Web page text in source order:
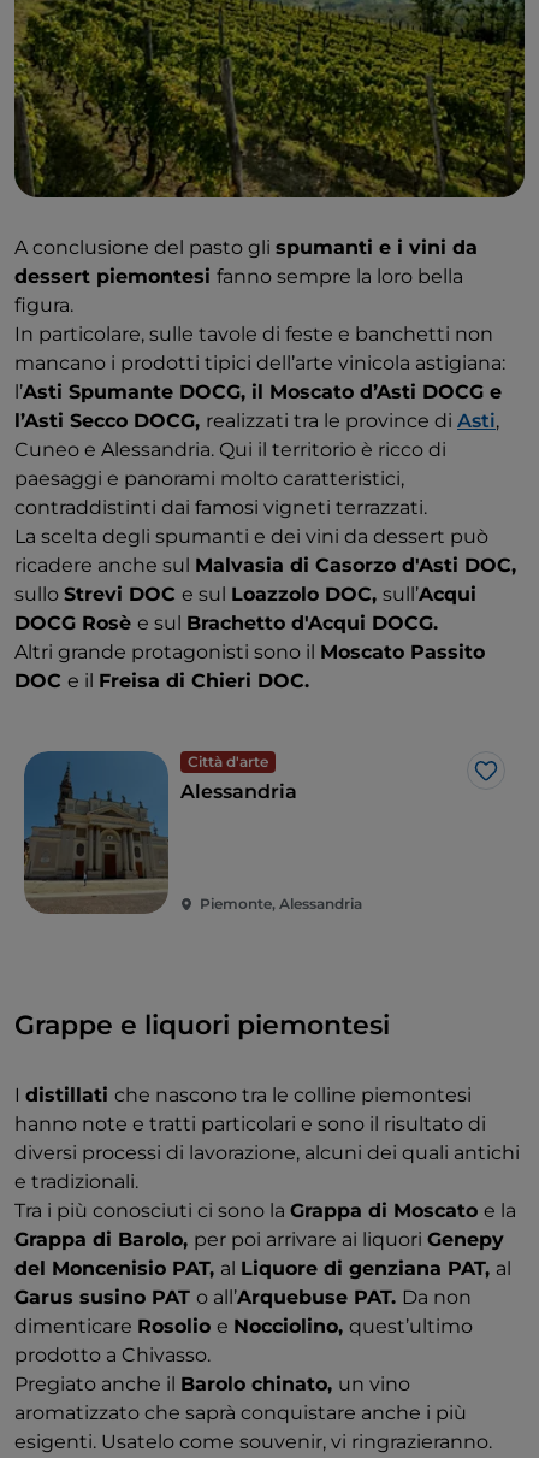
A conclusione del pasto gli spumanti e i vini da
dessert piemontesi fanno sempre la loro bella
figura.
In particolare, sulle tavole di feste e banchetti non
mancano i prodotti tipici dell’arte vinicola astigiana:
l’Asti Spumante DOCG, il Moscato d’Asti DOCG e
l’Asti Secco DOCG, realizzati tra le province di Asti,
Cuneo e Alessandria. Qui il territorio è ricco di
paesaggi e panorami molto caratteristici,
contraddistinti dai famosi vigneti terrazzati.
La scelta degli spumanti e dei vini da dessert può
ricadere anche sul Malvasia di Casorzo d'Asti DOC,
sullo Strevi DOC e sul Loazzolo DOC, sull’Acqui
DOCG Rosè e sul Brachetto d'Acqui DOCG.
Altri grande protagonisti sono il Moscato Passito
DOC e il Freisa di Chieri DOC.
Città d'arte
Like
Alessandria
Piemonte, Alessandria
Grappe e liquori piemontesi
I distillati che nascono tra le colline piemontesi
hanno note e tratti particolari e sono il risultato di
diversi processi di lavorazione, alcuni dei quali antichi
e tradizionali.
Tra i più conosciuti ci sono la Grappa di Moscato e la
Grappa di Barolo, per poi arrivare ai liquori Genepy
del Moncenisio PAT, al Liquore di genziana PAT, al
Garus susino PAT o all’Arquebuse PAT. Da non
dimenticare Rosolio e Nocciolino, quest’ultimo
prodotto a Chivasso.
Pregiato anche il Barolo chinato, un vino
aromatizzato che saprà conquistare anche i più
esigenti. Usatelo come souvenir, vi ringrazieranno.